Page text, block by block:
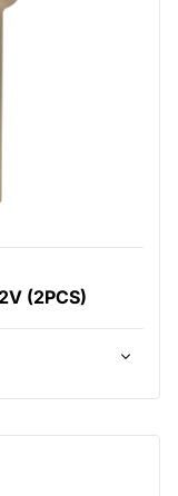
(2PCS)